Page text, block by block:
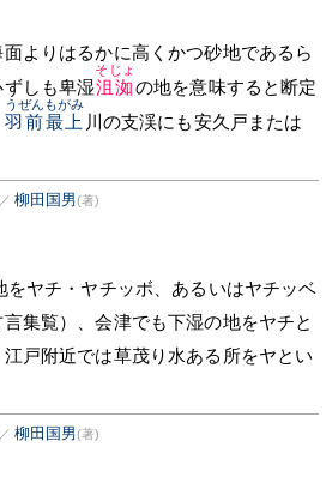
面よりはるかに高くかつ砂地であるら
ずしも卑湿沮洳
そじょ
の地を意味すると断定
羽前
うぜん
最上
もがみ
川の支渓にも安久戸または
／ 柳田国男(著)
をヤチ・ヤチッボ、あるいはヤチッベ
集覧）、会津でも下湿の地をヤチと
戸附近では草茂り水ある所をヤとい
／ 柳田国男(著)